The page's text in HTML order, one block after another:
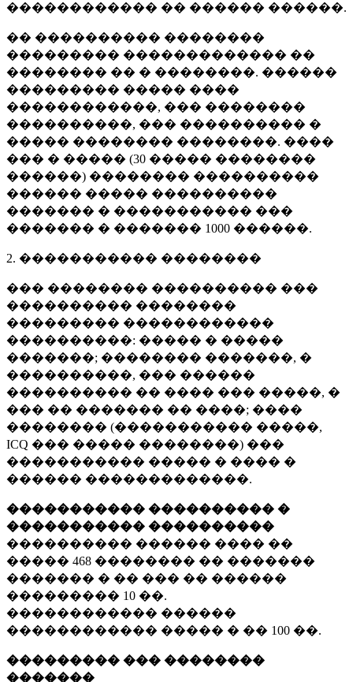
������������ �� ������ ������.
�� ���������� ��������
��������� ������������� ��
�������� �� � ��������. ������
��������� ����� ����
������������, ��� ��������
����������, ��� ���������� �
����� �������� ��������. ����
��� � ����� (30 ����� ��������
������) �������� ����������
������ ����� ����������
������� � ����������� ���
������� � ������� 1000 ������.
2. ����������� ��������
��� �������� ���������� ���
���������� ��������
��������� ������������
����������: ����� � �����
�������; �������� �������, �
����������, ��� ������
���������� �� ���� ��� �����, �
��� �� ������� �� ����; ����
�������� (����������� �����,
ICQ ��� ����� ��������) ���
����������� ����� � ���� �
������ �������������.
����������� ���������� �
����������� ����������
���������� ������ ���� ��
����� 468 �������� �� �������
������� � �� ��� �� ������
��������� 10 ��.
������������ ������
������������ ����� � �� 100 ��.
��������� ��� ��������
�������